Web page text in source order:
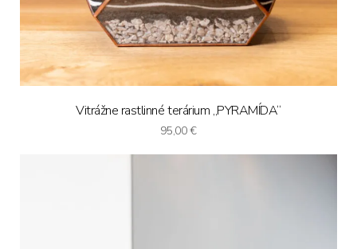
Vitrážne rastlinné terárium „PYRAMÍDA“
95,00€